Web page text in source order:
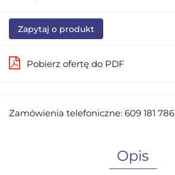
Zapytaj o produkt
Pobierz ofertę do PDF
Zamówienia telefoniczne: 609 181 786
Opis